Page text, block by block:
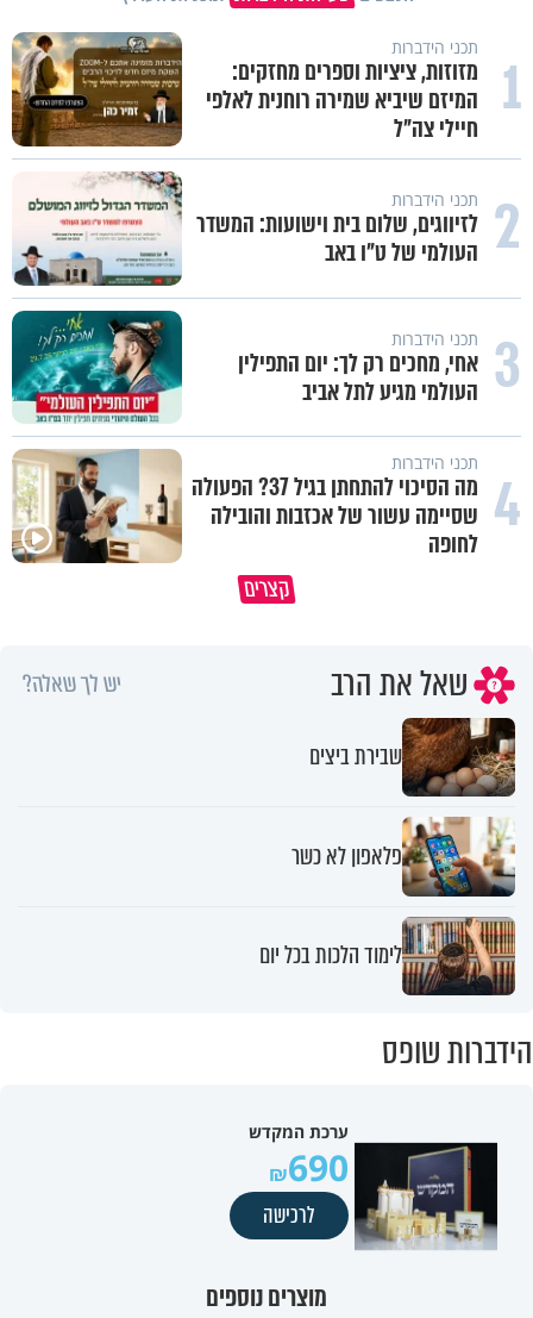
1 תכני הידברות
מזוזות, ציציות וספרים מחזקים:
המיזם שיביא שמירה רוחנית לאלפי
חיילי צה"ל
2 תכני הידברות
לזיווגים, שלום בית וישועות: המשדר
העולמי של ט"ו באב
3 תכני הידברות
אחי, מחכים רק לך: יום התפילין
העולמי מגיע לתל אביב
4 תכני הידברות
מה הסיכוי להתחתן בגיל 37? הפעולה
שסיימה עשור של אכזבות והובילה
לחופה
קצרים
שאל את הרב יש לך שאלה?
שבירת ביצים
פלאפון לא כשר
לימוד הלכות בכל יום
הידברות שופס
ערכת המקדש
690
לרכישה
מוצרים נוספים